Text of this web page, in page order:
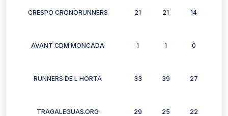
CRESPO CRONORUNNERS 21 21 14
AVANT CDM MONCADA 1 1 0
RUNNERS DE L HORTA 33 39 27
TRAGALEGUAS.ORG 29 25 22